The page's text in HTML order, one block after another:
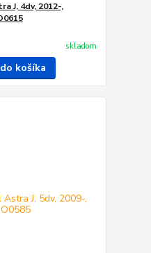
J, 4dv, 2012-,
skladom
košíka